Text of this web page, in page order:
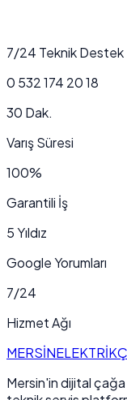
7/24 Teknik Destek
0 532 174 20 18
30 Dak.
Varış Süresi
100%
Garantili İş
5 Yıldız
Google Yorumları
7/24
Hizmet Ağı
MERSİN
Mersin'in dijital